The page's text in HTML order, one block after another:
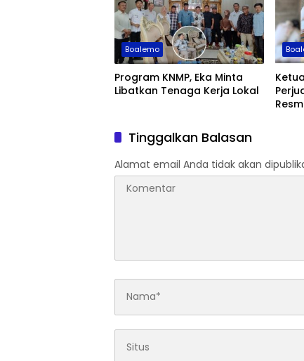
Boalemo
Program KNMP, Eka Minta
Libatkan Tenaga Kerja Lokal
Tinggalkan Balasan
Alamat email Anda tidak akan